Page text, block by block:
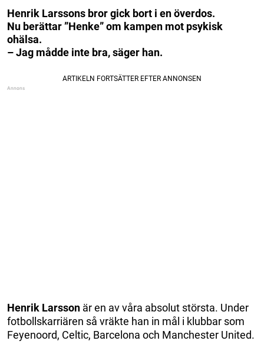
Henrik Larssons bror gick bort i en överdos.
Nu berättar ”Henke” om kampen mot psykisk
ohälsa.
– Jag mådde inte bra, säger han.
Henrik Larsson är en av våra absolut största. Under
fotbollskarriären så vräkte han in mål i klubbar som
Feyenoord, Celtic, Barcelona och Manchester United.